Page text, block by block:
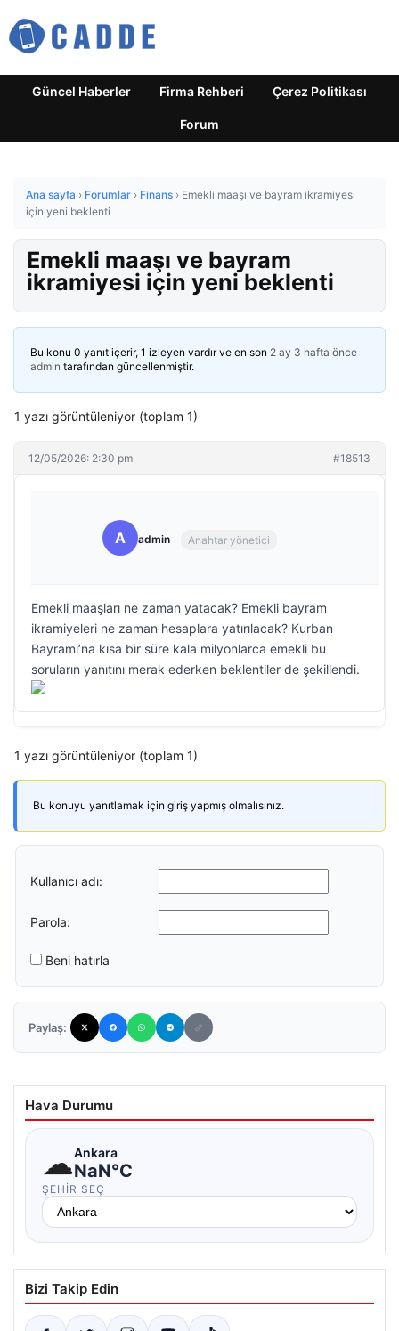
Güncel Haberler Firma Rehberi Çerez Politikası
Forum
Ana sayfa › Forumlar › Finans › Emekli maaşı ve bayram ikramiyesi
için yeni beklenti
Emekli maaşı ve bayram
ikramiyesi için yeni beklenti
Bu konu 0 yanıt içerir, 1 izleyen vardır ve en son 2 ay 3 hafta önce
admin tarafından güncellenmiştir.
1 yazı görüntüleniyor (toplam 1)
12/05/2026: 2:30 pm #18513
A admin Anahtar yönetici
Emekli maaşları ne zaman yatacak? Emekli bayram
ikramiyeleri ne zaman hesaplara yatırılacak? Kurban
Bayramı’na kısa bir süre kala milyonlarca emekli bu
soruların yanıtını merak ederken beklentiler de şekillendi.
1 yazı görüntüleniyor (toplam 1)
Bu konuyu yanıtlamak için giriş yapmış olmalısınız.
Kullanıcı adı:
Parola:
Beni hatırla
Paylaş:
Hava Durumu
☁Ankara
NaN°C
ŞEHIR SEÇ
Bizi Takip Edin